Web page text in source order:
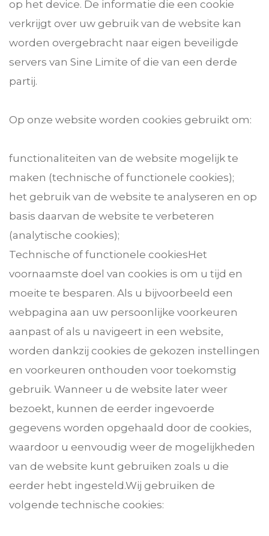
op het device. De informatie die een cookie
verkrijgt over uw gebruik van de website kan
worden overgebracht naar eigen beveiligde
servers van Sine Limite of die van een derde
partij.
Op onze website worden cookies gebruikt om:
functionaliteiten van de website mogelijk te
maken (technische of functionele cookies);
het gebruik van de website te analyseren en op
basis daarvan de website te verbeteren
(analytische cookies);
Technische of functionele cookiesHet
voornaamste doel van cookies is om u tijd en
moeite te besparen. Als u bijvoorbeeld een
webpagina aan uw persoonlijke voorkeuren
aanpast of als u navigeert in een website,
worden dankzij cookies de gekozen instellingen
en voorkeuren onthouden voor toekomstig
gebruik. Wanneer u de website later weer
bezoekt, kunnen de eerder ingevoerde
gegevens worden opgehaald door de cookies,
waardoor u eenvoudig weer de mogelijkheden
van de website kunt gebruiken zoals u die
eerder hebt ingesteld.Wij gebruiken de
volgende technische cookies: